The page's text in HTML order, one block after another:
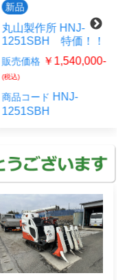
新品
丸山製作所 HNJ-
1251SBH 特価！！
販売価格 ￥1,540,000-
(税込)
商品コードHNJ-
1251SBH